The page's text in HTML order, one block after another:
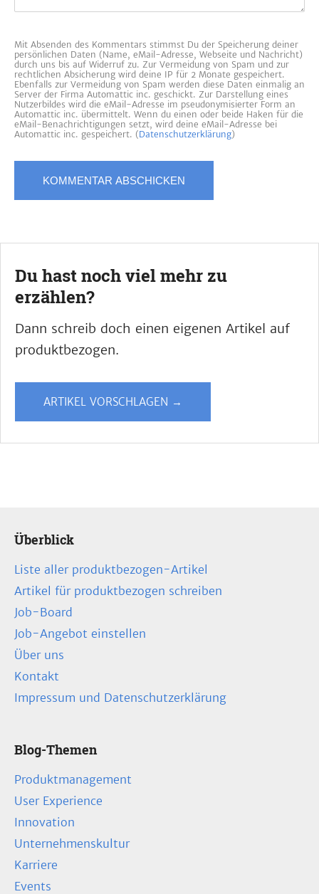
Mit Absenden des Kommentars stimmst Du der Speicherung deiner
persönlichen Daten (Name, eMail-Adresse, Webseite und Nachricht)
durch uns bis auf Widerruf zu. Zur Vermeidung von Spam und zur
rechtlichen Absicherung wird deine IP für 2 Monate gespeichert.
Ebenfalls zur Vermeidung von Spam werden diese Daten einmalig an
Server der Firma Automattic inc. geschickt. Zur Darstellung eines
Nutzerbildes wird die eMail-Adresse im pseudonymisierter Form an
Automattic inc. übermittelt. Wenn du einen oder beide Haken für die
eMail-Benachrichtigungen setzt, wird deine eMail-Adresse bei
Automattic inc. gespeichert. (Datenschutzerklärung)
Du hast noch viel mehr zu
erzählen?
Dann schreib doch einen eigenen Artikel auf
produktbezogen.
ARTIKEL VORSCHLAGEN →
Überblick
Liste aller produktbezogen-Artikel
Artikel für produktbezogen schreiben
Job-Board
Job-Angebot einstellen
Über uns
Kontakt
Impressum und Datenschutzerklärung
Blog-Themen
Produktmanagement
User Experience
Innovation
Unternehmenskultur
Karriere
Events